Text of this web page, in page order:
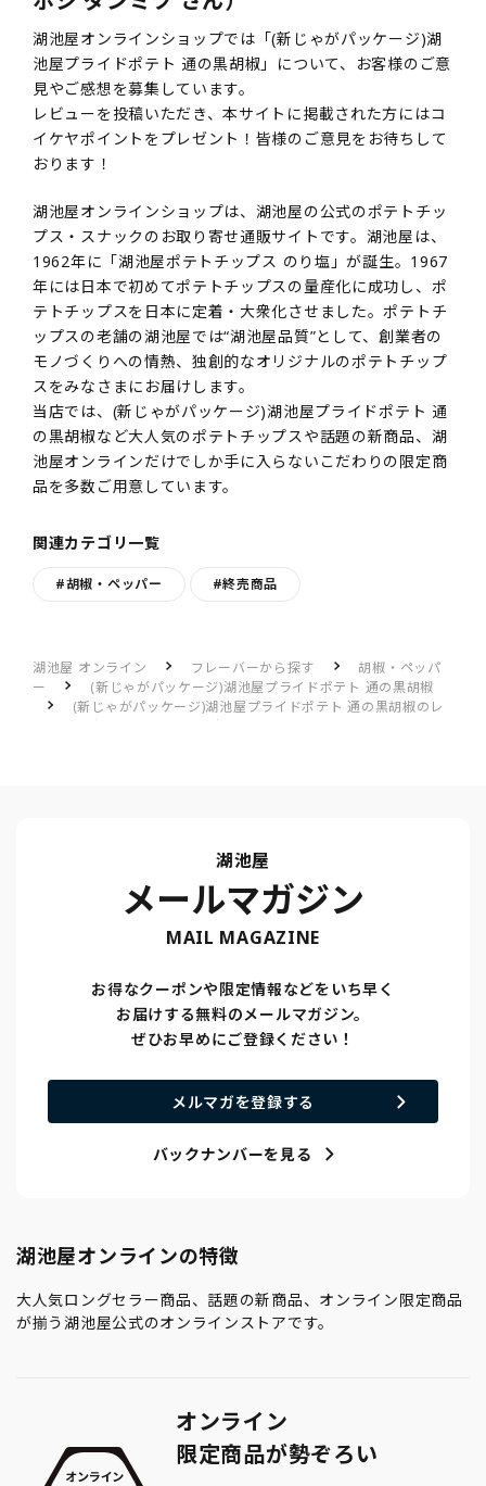
湖池屋オンラインショップでは「(新じゃがパッケージ)湖
池屋プライドポテト 通の黒胡椒」について、お客様のご意
見やご感想を募集しています。
レビューを投稿いただき、本サイトに掲載された方にはコ
イケヤポイントをプレゼント！皆様のご意見をお待ちして
おります！
湖池屋オンラインショップは、湖池屋の公式のポテトチッ
プス・スナックのお取り寄せ通販サイトです。湖池屋は、
1962年に「湖池屋ポテトチップス のり塩」が誕生。1967
年には日本で初めてポテトチップスの量産化に成功し、ポ
テトチップスを日本に定着・大衆化させました。ポテトチ
ップスの老舗の湖池屋では“湖池屋品質”として、創業者の
モノづくりへの情熱、独創的なオリジナルのポテトチップ
スをみなさまにお届けします。
当店では、(新じゃがパッケージ)湖池屋プライドポテト 通
の黒胡椒など大人気のポテトチップスや話題の新商品、湖
池屋オンラインだけでしか手に入らないこだわりの限定商
品を多数ご用意しています。
関連カテゴリ一覧
#胡椒・ペッパー #終売商品
湖池屋 オンライン フレーバーから探す
胡椒・ペッパ
ー
(新じゃがパッケージ)湖池屋プライドポテト 通の黒胡椒
(新じゃがパッケージ)湖池屋プライドポテト 通の黒胡椒のレ
スパイスが効いている。
湖池屋
メールマガジン
MAIL MAGAZINE
お得なクーポンや限定情報などをいち早く
お届けする無料のメールマガジン。
ぜひお早めにご登録ください！
メルマガを登録する
バックナンバーを見る
湖池屋オンラインの特徴
大人気ロングセラー商品、話題の新商品、オンライン限定商品
が揃う湖池屋公式のオンラインストアです。
オンライン
限定商品が勢ぞろい